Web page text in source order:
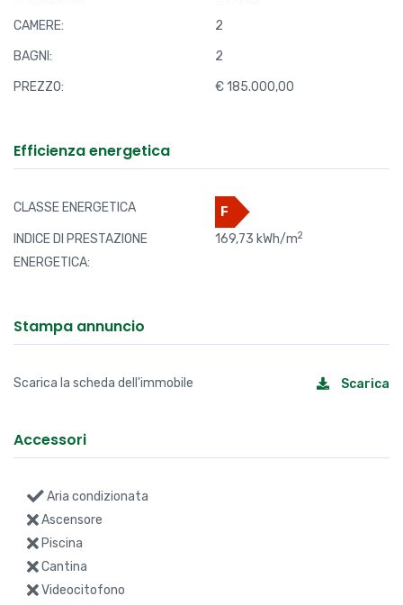
CAMERE:
2
BAGNI:
2
PREZZO:
€ 185.000,00
Efficienza energetica
CLASSE ENERGETICA
F
INDICE DI PRESTAZIONE
ENERGETICA:
169,73 kWh/m2
Stampa annuncio
Scarica la scheda dell'immobile Scarica
Accessori
Aria condizionata
Ascensore
Piscina
Cantina
Videocitofono